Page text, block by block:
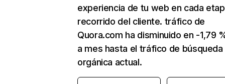
experiencia de tu web en cada
recorrido del cliente. tráfico de
Quora.com ha disminuido en -1,79
a mes hasta el tráfico de búsqueda
orgánica actual.